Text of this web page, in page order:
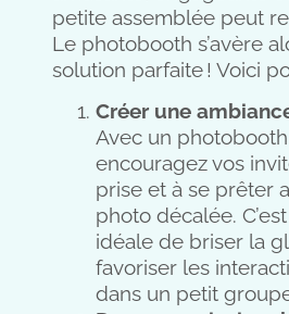
petite assemblée peut
Le photobooth s’avère
solution parfaite ! Voici
Créer une
Avec un
encouragez vos
prise et à se prêter
photo décalée. C’est
idéale de briser la
favoriser les
dans un petit